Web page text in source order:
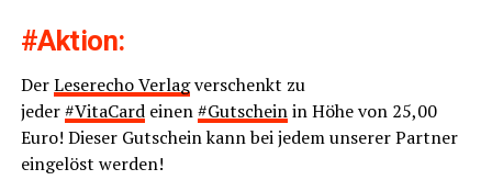
#Akti­on:
DerLese­r­echo Ver­lagver­schenkt zu
jeder#VitaCardeinen#Gut­scheinin Höhe von 25,00
Euro! Die­ser Gut­schein kann bei jedem unse­rer Part­ner
ein­ge­löst werden!